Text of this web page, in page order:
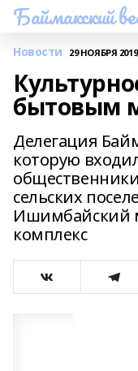
Баймакский
Новости 29 НОЯБРЯ
бытовым
Делегация
которую
сельских
Ишимбайский
комплекс